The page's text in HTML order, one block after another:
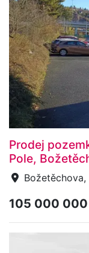
Prodej
Pole,
105 000 000